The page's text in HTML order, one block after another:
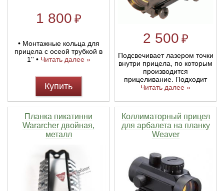
1 800 ₽
• Монтажные кольца для
прицела с осеой трубкой в
1'' • Читать далее »
Купить
2 500 ₽
Подсвечивает лазером точки
внутри прицела, по которым
производится
прицеливание. Подходит
Читать далее »
Планка пикатинни
Wararcher двойная,
металл
Коллиматорный прицел
для арбалета на планку
Weaver